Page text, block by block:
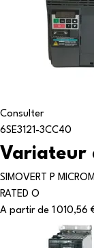
Consulter
6SE3121-3CC40
Variateur
SIMOVERT P
RATED O
A partir de 1 010,56